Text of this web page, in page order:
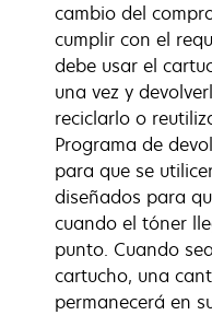
cambio del
cumplir con el
debe usar el
una vez y
reciclarlo o
Programa de
para que se
diseñados para
cuando el tóner
punto. Cuando
cartucho, una
permanecerá en